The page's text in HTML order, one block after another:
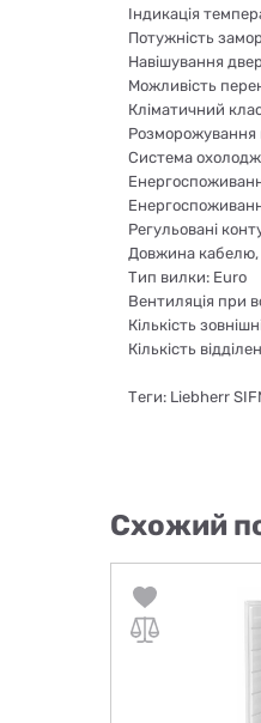
Індикація
Потужність
Навішування
Можливість
Кліматичний
Розморожування
Система
Регульовані
Довжина
Тип вилки: Euro
Вентиляція при
Кількість
Кількість
Теги: Liebherr
Схожий